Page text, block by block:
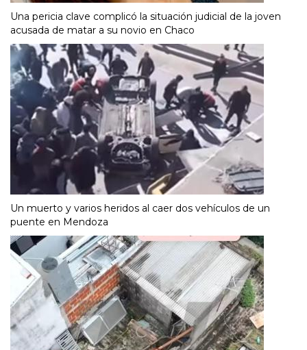
Una pericia clave complicó la situación judicial de la joven
acusada de matar a su novio en Chaco
Un muerto y varios heridos al caer dos vehículos de un
puente en Mendoza